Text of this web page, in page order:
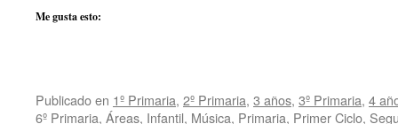
Me gusta esto:
Publicado en 1º Primaria, 2º Primaria, 3 años, 3º Primaria, 4
6º Primaria, Áreas, Infantil, Música, Primaria, Primer Ciclo,